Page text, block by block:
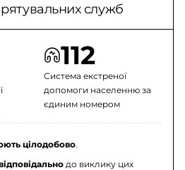
служб
112
Система екстреної
допомоги населенню за
єдиним номером
цілодобово.
до виклику цих